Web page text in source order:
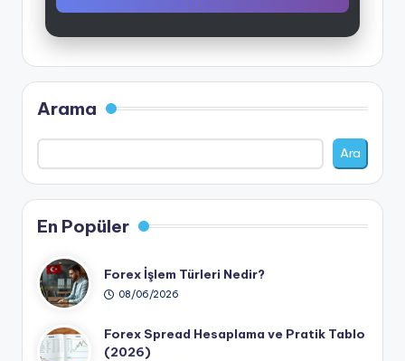
Arama
Ara
En Popüler
Forex İşlem Türleri Nedir?
08/06/2026
Forex Spread Hesaplama ve Pratik Tablo
(2026)